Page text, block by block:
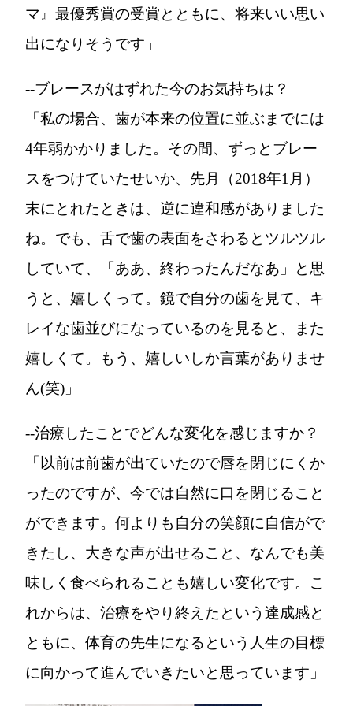
マ』最優秀賞の受賞とともに、将来いい思い
出になりそうです」
--ブレースがはずれた今のお気持ちは？
「私の場合、歯が本来の位置に並ぶまでには
4年弱かかりました。その間、ずっとブレー
スをつけていたせいか、先月（2018年1月）
末にとれたときは、逆に違和感がありました
ね。でも、舌で歯の表面をさわるとツルツル
していて、「ああ、終わったんだなあ」と思
うと、嬉しくって。鏡で自分の歯を見て、キ
レイな歯並びになっているのを見ると、また
嬉しくて。もう、嬉しいしか言葉がありませ
ん(笑)」
--治療したことでどんな変化を感じますか？
「以前は前歯が出ていたので唇を閉じにくか
ったのですが、今では自然に口を閉じること
ができます。何よりも自分の笑顔に自信がで
きたし、大きな声が出せること、なんでも美
味しく食べられることも嬉しい変化です。こ
れからは、治療をやり終えたという達成感と
ともに、体育の先生になるという人生の目標
に向かって進んでいきたいと思っています」